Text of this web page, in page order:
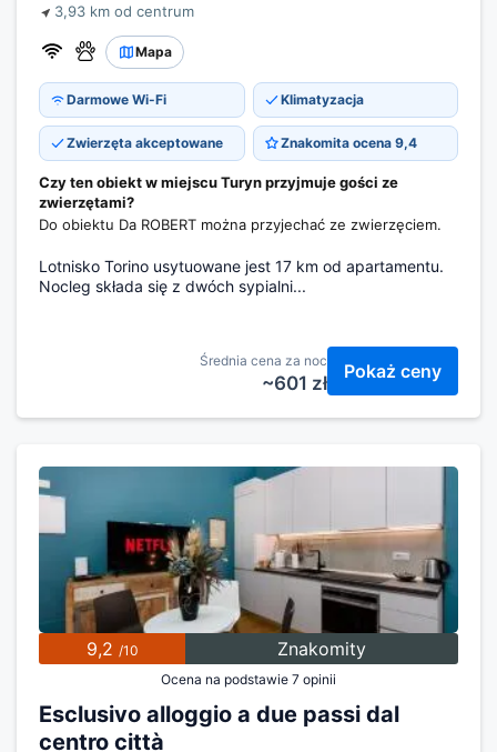
3,93 km od centrum
Mapa
Darmowe Wi-Fi Klimatyzacja
Zwierzęta akceptowane Znakomita ocena 9,4
Czy ten obiekt w miejscu Turyn przyjmuje gości ze
zwierzętami?
Do obiektu Da ROBERT można przyjechać ze zwierzęciem.
Lotnisko Torino usytuowane jest 17 km od apartamentu.
Nocleg składa się z dwóch sypialni...
Średnia cena za noc
~601 zł
Pokaż ceny
9,2 /10 Znakomity
Ocena na podstawie 7 opinii
Esclusivo alloggio a due passi dal
centro città